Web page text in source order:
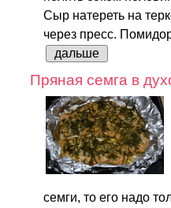
Сыр натереть на
через пресс.
дальше
Пряная семга в
семги, то его надо